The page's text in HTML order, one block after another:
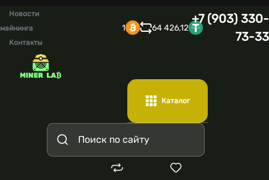
Новости
майнинга
Контакты
1 64 426,12
+7 (903) 330-
73-33
Каталог